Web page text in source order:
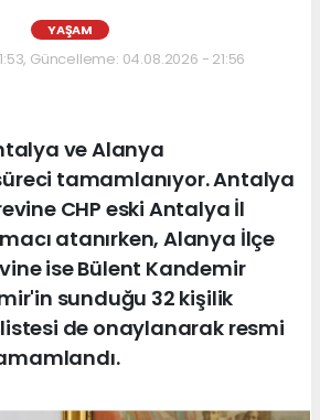
YAŞAM
Güncelleme: 04.08.2026 - 21:56
ve Alanya
tamamlanıyor. Antalya
CHP eski Antalya İl
atanırken, Alanya İlçe
ise Bülent Kandemir
sunduğu 32 kişilik
de onaylanarak resmi